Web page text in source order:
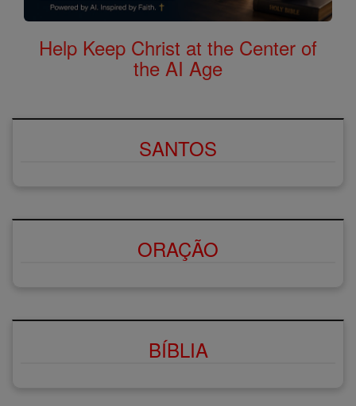
Help Keep Christ at the Center of
the AI Age
SANTOS
ORAÇÃO
BÍBLIA